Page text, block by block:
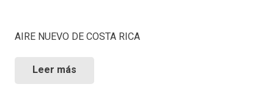
AIRE NUEVO DE COSTA RICA
Leer más